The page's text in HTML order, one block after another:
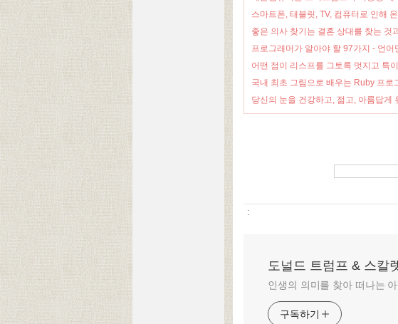
스마트폰, 태블릿, TV, 컴퓨터로 인해
좋은 의사 찾기는 결혼 상대를 찾는 것
프로그래머가 알아야 할 97가지 - 언
어떤 점이 리스프를 그토록 멋지고 특
국내 최초 그림으로 배우는 Ruby 프로
당신의 눈을 건강하고, 젊고, 아름답게
:
도널드 트럼프 & 스칼
인생의 의미를 찾아 떠나는
구독하기